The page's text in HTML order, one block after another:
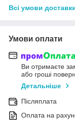
Всі умови
Умови оплати
Ви отримаєте
або гроші
Детальніше
Післяплата
Оплата на